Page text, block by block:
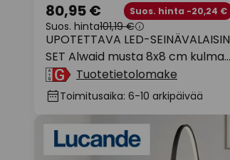
UPOTETTAVA LED-SEINÄVALAISIN
SET Alwaid musta 8x8 cm kulma
2,700 K
80,95 € Suos. hinta -20,24 €
Suos. hinta101,19 €
Tuotetietolomake
Toimitusaika: 6-10 arkipäivää